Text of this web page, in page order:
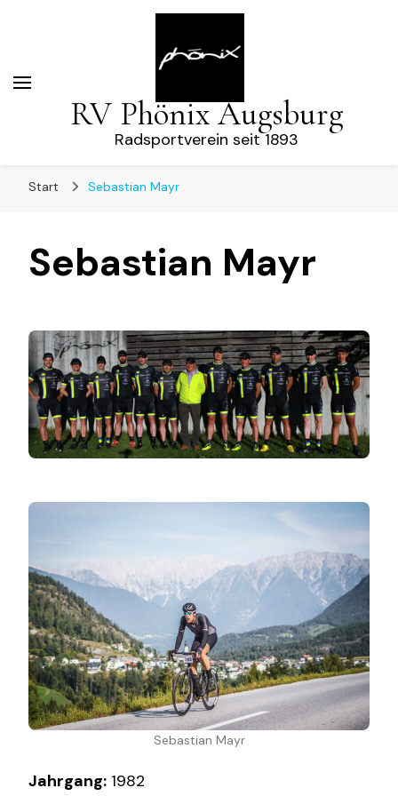
RV Phönix Augsburg
Radsportverein seit 1893
Start Sebastian Mayr
Sebastian Mayr
Sebastian Mayr
Jahrgang: 1982